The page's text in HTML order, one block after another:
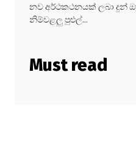
නව අර්ථකථනයක් ලබා දුන්
නිම්වළලු පුළුල්...
Must read